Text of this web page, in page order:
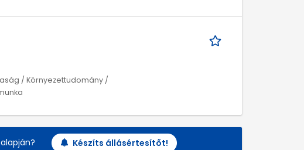
/ Környezettudomány /
Készíts állásértesítőt!